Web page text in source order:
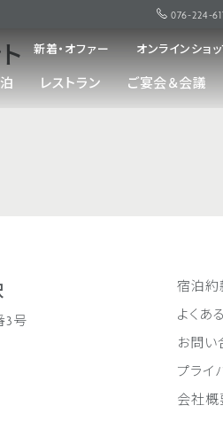
076-224-
新着・オファー オンラインショッ
レストラン ご宴会＆会議
3号
宿泊約
よくあ
お問い
プライ
会社概